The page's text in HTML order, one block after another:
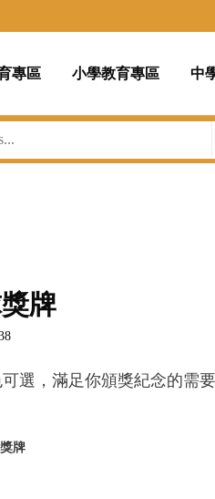
專區 小學教育專區 中
牌
選，滿足你頒獎紀念的需
獎牌